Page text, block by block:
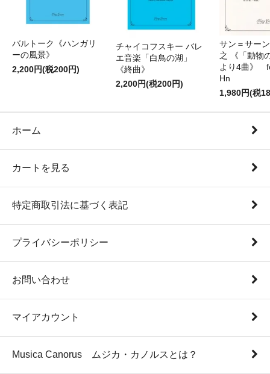
バルトーク《ハンガリ
ーの風景》
2,200円(税200円)
チャイコフスキー バレ
エ音楽「白鳥の湖」
《終曲》
2,200円(税200円)
サン＝サー
之 《「動物
より4曲》
Hn
1,980円(税
ホーム
カートを見る
特定商取引法に基づく表記
プライバシーポリシー
お問い合わせ
マイアカウント
Musica Canorus ムジカ・カノルスとは？